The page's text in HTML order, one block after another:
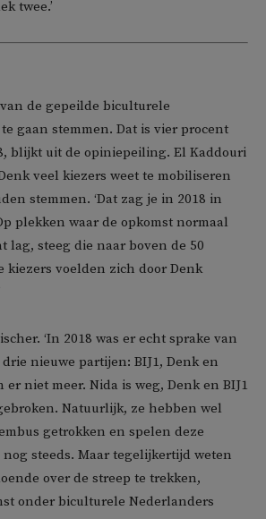
twee.’
de gepeilde biculturele
gaan stemmen. Dat is vier procent
blijkt uit de opiniepeiling. El Kaddouri
veel kiezers weet te mobiliseren
stemmen. ‘Dat zag je in 2018 in
plekken waar de opkomst normaal
lag, steeg die naar boven de 50
kiezers voelden zich door Denk
‘In 2018 was er echt sprake van
nieuwe partijen: BIJ1, Denk en
er niet meer. Nida is weg, Denk en BIJ1
Natuurlijk, ze hebben wel
getrokken en spelen deze
steeds. Maar tegelijkertijd weten
over de streep te trekken,
onder biculturele Nederlanders